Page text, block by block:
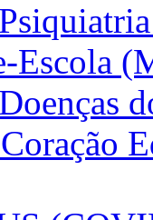
Escola